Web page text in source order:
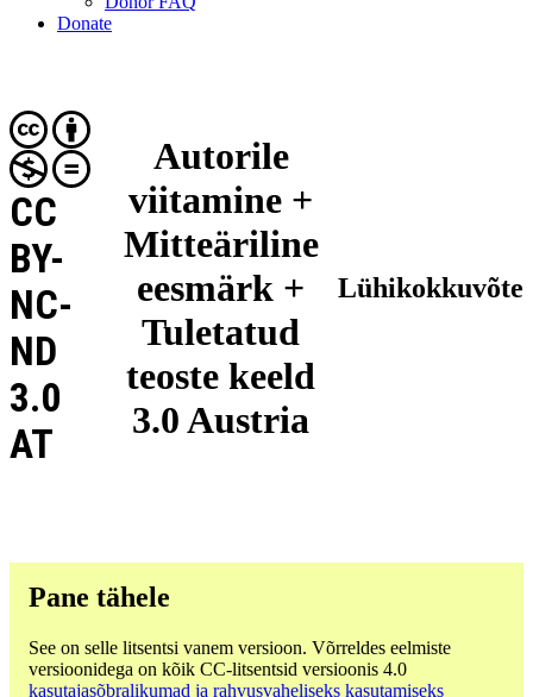
Donate
Autorile
viitamine +
Mitteäriline
eesmärk +
Tuletatud
teoste keeld
3.0 Austria
CC
BY-
NC-
ND
3.0
AT
Lühikokkuvõte
Pane tähele
See on selle litsentsi vanem versioon. Võrreldes eelmiste
versioonidega on kõik CC-litsentsid versioonis 4.0
kasutajasõbralikumad ja rahvusvaheliseks kasutamiseks